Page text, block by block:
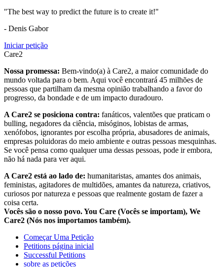
"The best way to predict the future is to create it!"
- Denis Gabor
Iniciar petição
Care2
Nossa promessa: Bem-vindo(a) à Care2, a maior comunidade do
mundo voltada para o bem. Aqui você encontrará 45 milhões de
pessoas que partilham da mesma opinião trabalhando a favor do
progresso, da bondade e de um impacto duradouro.
A Care2 se posiciona contra: fanáticos, valentões que praticam o
bulling, negadores da ciência, misóginos, lobistas de armas,
xenófobos, ignorantes por escolha própria, abusadores de animais,
empresas poluidoras do meio ambiente e outras pessoas mesquinhas.
Se você pensa como qualquer uma dessas pessoas, pode ir embora,
não há nada para ver aqui.
A Care2 está ao lado de: humanitaristas, amantes dos animais,
feministas, agitadores de multidões, amantes da natureza, criativos,
curiosos por natureza e pessoas que realmente gostam de fazer a
coisa certa.
Vocês são o nosso povo. You Care (Vocês se importam), We
Care2 (Nós nos importamos também).
Começar Uma Petição
Petitions página inicial
Successful Petitions
sobre as petições